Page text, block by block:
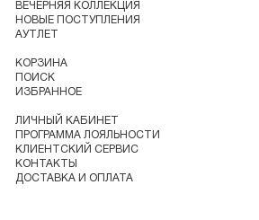
ВЕЧЕРНЯЯ КОЛЛЕКЦИЯ
НОВЫЕ ПОСТУПЛЕНИЯ
АУТЛЕТ
КОРЗИНА
ПОИСК
ИЗБРАННОЕ
ЛИЧНЫЙ КАБИНЕТ
ПРОГРАММА ЛОЯЛЬНОСТИ
КЛИЕНТСКИЙ СЕРВИС
КОНТАКТЫ
ДОСТАВКА И ОПЛАТА